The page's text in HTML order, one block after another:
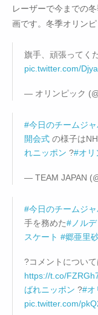
レーザーで今までの
画です。冬季オリン
旗手、頑張ってく
pic.twitter.com/
— オリンピック
#今日のチームジ
開会式 の様子は
れニッポン ?#オリ
— TEAM JAPAN
#今日のチームジ
手を務めた#ノル
スケート #郷亜里
?コメントについ
https://t.co/
ばれニッポン ?#オ
pic.twitter.com/